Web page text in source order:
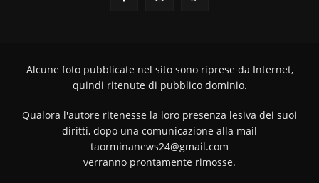
Alcune foto pubblicate nel sito sono riprese da Internet,
quindi ritenute di pubblico dominio.
Qualora l'autore ritenesse la loro presenza lesiva dei suoi
diritti, dopo una comunicazione alla mail
taorminanews24@gmail.com
verranno prontamente rimosse.